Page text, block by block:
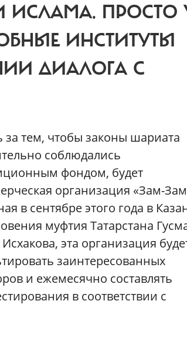
ИСЛАМА. ПРОСТО
ИНСТИТУТЫ
ДИАЛОГА С
за тем, чтобы законы шариата
соблюдались
фондом, будет
организация «Зам-
в сентябре этого года в
муфтия Татарстана
Исхакова, эта организация
заинтересованных
и ежемесячно составлять
в соответствии с